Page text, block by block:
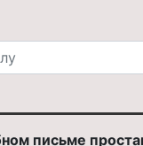
письме